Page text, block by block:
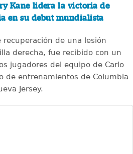
Kane lidera la victoria de
en su debut mundialista
recuperación de una lesión
derecha, fue recibido con un
jugadores del equipo de Carlo
de entrenamientos de Columbia
Jersey.